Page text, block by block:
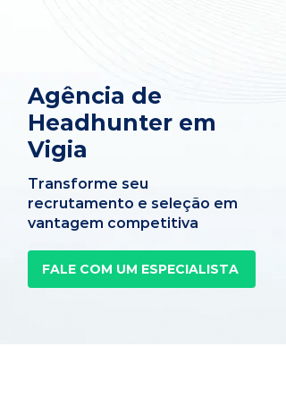
Agência de
Headhunter em
Vigia
Transforme seu
recrutamento e seleção em
vantagem competitiva
FALE COM UM ESPECIALISTA